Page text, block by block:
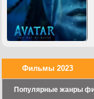
Фильмы 2023
Популярные жанры